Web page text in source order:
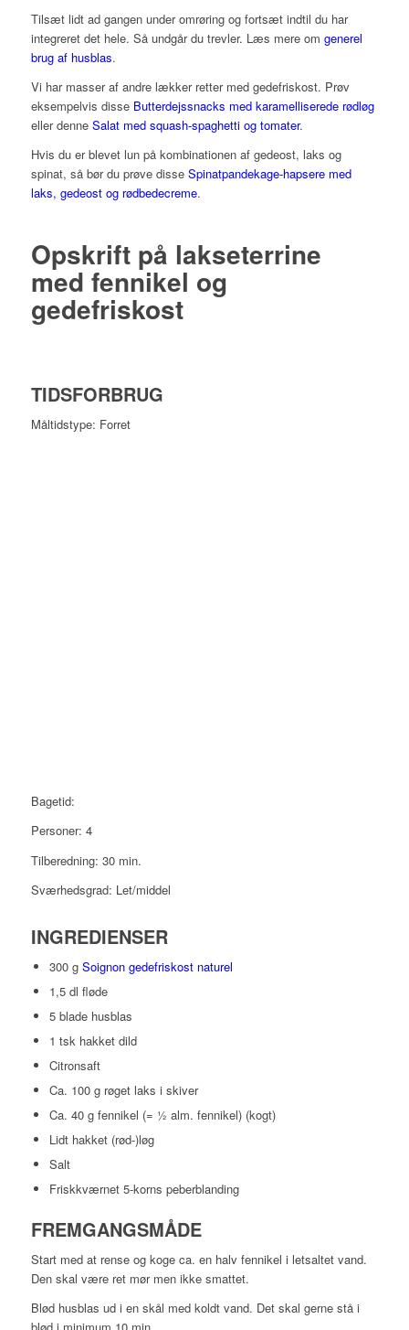
Tilsæt lidt ad gangen under omrøring og fortsæt indtil du har
integreret det hele. Så undgår du trevler. Læs mere om generel
brug af husblas.
Vi har masser af andre lækker retter med gedefriskost. Prøv
eksempelvis disse Butterdejssnacks med karamelliserede rødløg
eller denne Salat med squash-spaghetti og tomater.
Hvis du er blevet lun på kombinationen af gedeost, laks og
spinat, så bør du prøve disse Spinatpandekage-hapsere med
laks, gedeost og rødbedecreme.
Opskrift på lakseterrine
med fennikel og
gedefriskost
TIDSFORBRUG
Måltidstype: Forret
Bagetid:
Personer: 4
Tilberedning: 30 min.
Sværhedsgrad: Let/middel
INGREDIENSER
300 g Soignon gedefriskost naturel
1,5 dl fløde
5 blade husblas
1 tsk hakket dild
Citronsaft
Ca. 100 g røget laks i skiver
Ca. 40 g fennikel (= ½ alm. fennikel) (kogt)
Lidt hakket (rød-)løg
Salt
Friskkværnet 5-korns peberblanding
FREMGANGSMÅDE
Start med at rense og koge ca. en halv fennikel i letsaltet vand.
Den skal være ret mør men ikke smattet.
Blød husblas ud i en skål med koldt vand. Det skal gerne stå i
blød i minimum 10 min.